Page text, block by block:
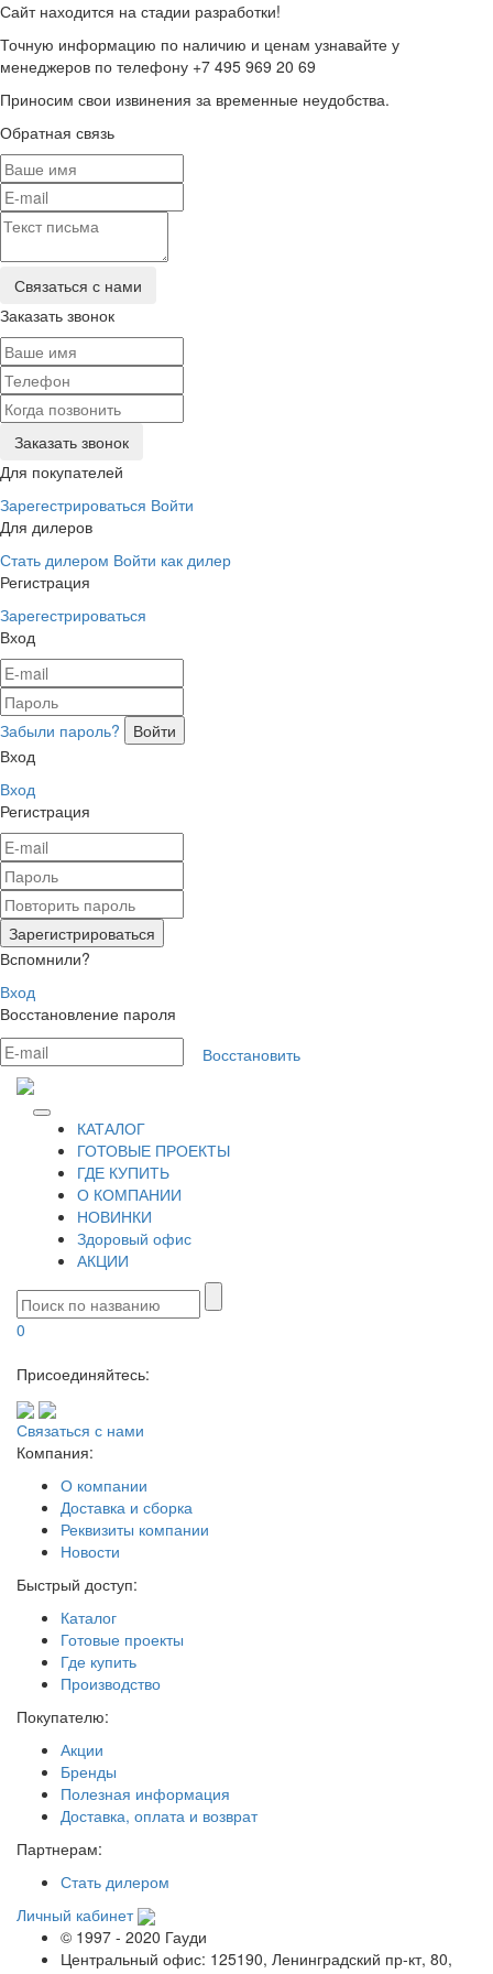
Сайт находится на стадии разработки!
Точную информацию по наличию и ценам узнавайте у
менеджеров по телефону +7 495 969 20 69
Приносим свои извинения за временные неудобства.
Обратная связь
Заказать звонок
Для покупателей
Зарегестрироваться Войти
Для дилеров
Стать дилером Войти как дилер
Регистрация
Зарегестрироваться
Вход
Забыли пароль?
Вход
Вход
Регистрация
Вспомнили?
Вход
Восстановление пароля
Восстановить
КАТАЛОГ
ГОТОВЫЕ ПРОЕКТЫ
ГДЕ КУПИТЬ
О КОМПАНИИ
НОВИНКИ
Здоровый офис
АКЦИИ
0
Присоединяйтесь:
Связаться с нами
Компания:
О компании
Доставка и сборка
Реквизиты компании
Новости
Быстрый доступ:
Каталог
Готовые проекты
Где купить
Производство
Покупателю:
Акции
Бренды
Полезная информация
Доставка, оплата и возврат
Партнерам:
Стать дилером
Личный кабинет
© 1997 - 2020 Гауди
Центральный офис: 125190, Ленинградский пр-кт, 80,